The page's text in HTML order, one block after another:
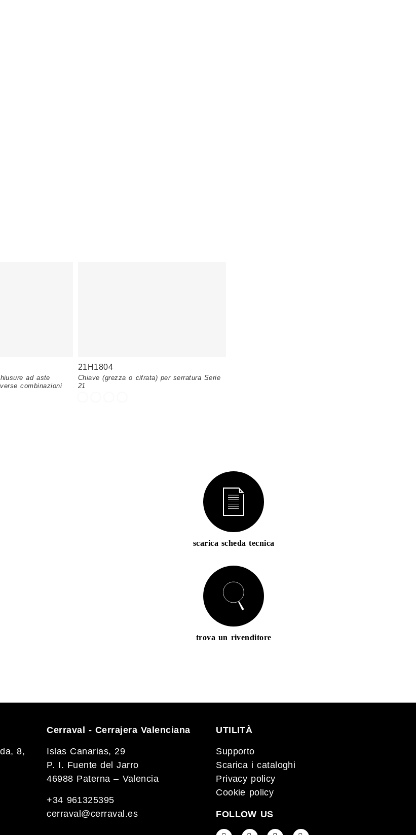
ad aste
combinazioni
21H1804
Chiave (grezza o cifrata) per serratura Serie
21
scarica scheda tecnica
trova un rivenditore
8,
Cerraval - Cerrajera Valenciana
Islas Canarias, 29
P. I. Fuente del Jarro
46988 Paterna – Valencia
+34 961325395
cerraval@cerraval.es
UTILITÀ
Supporto
Scarica i cataloghi
Privacy policy
Cookie policy
FOLLOW US